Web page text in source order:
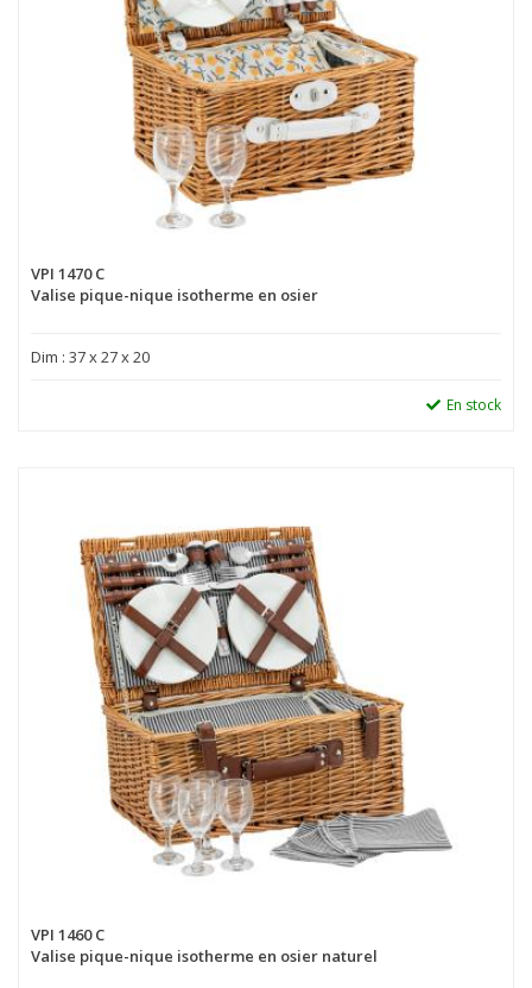
VPI 1470 C
Valise pique-nique isotherme en osier
Dim : 37 x 27 x 20
En stock
VPI 1460 C
Valise pique-nique isotherme en osier naturel